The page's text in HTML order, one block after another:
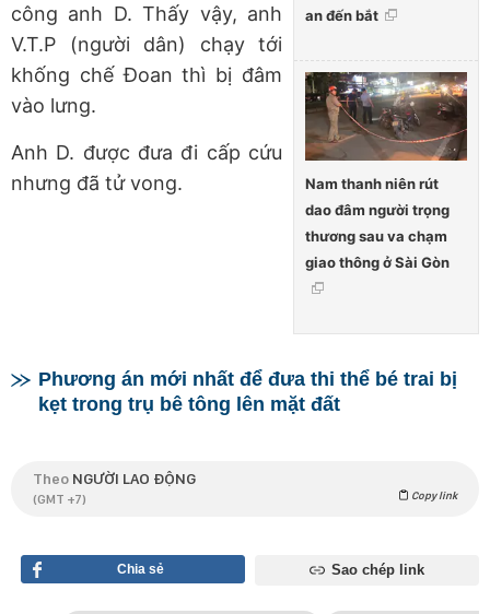
an đến bắt
Nam thanh niên rút
dao đâm người trọng
thương sau va chạm
giao thông ở Sài Gòn
công anh D. Thấy vậy, anh
V.T.P (người dân) chạy tới
khống chế Đoan thì bị đâm
vào lưng.
Anh D. được đưa đi cấp cứu
nhưng đã tử vong.
Phương án mới nhất để đưa thi thể bé trai bị
kẹt trong trụ bê tông lên mặt đất
Theo NGƯỜI LAO ĐỘNG
(GMT +7) Copy link
Chia sẻ Sao chép link